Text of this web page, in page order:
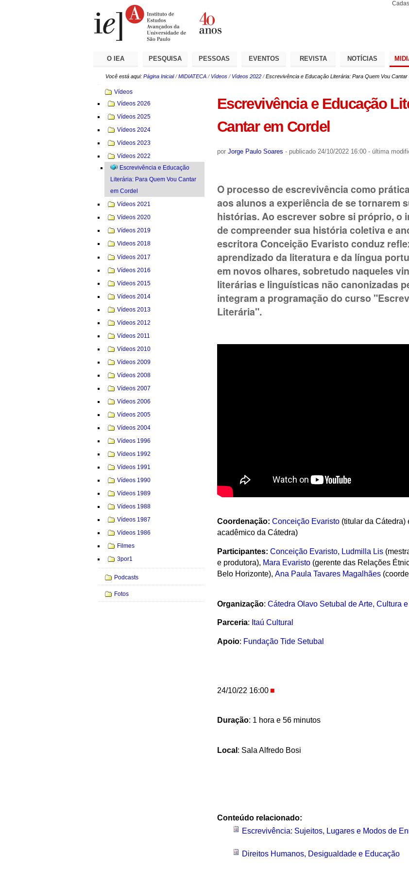
O IEA PESQUISA PESSOAS EVENTOS REVISTA NOTÍCIAS
Você está aqui: Página Inicial /MIDIATECA / Vídeos / Vídeos 2022 /Escrevivência e Educação Literária: Para Quem Vou Cantar
Escrevivência e Educação
Cantar em Cordel
por Jorge Paulo Soares - publicado24/10/2022 16:00 - última
O processo de escrevivência como
aos alunos a experiência de se tornarem
histórias. Ao escrever sobre si próprio, o
de compreender sua história coletiva e
escritora Conceição Evaristo conduz
aprendizado da literatura e da língua
em novos olhares, sobretudo naqueles
literárias e linguísticas não canonizadas
integram a programação do curso
Literária".
Coordenação: Conceição Evaristo(titular da Cátedra)
acadêmico da Cátedra)
Participantes: Conceição Evaristo, Ludmilla Lis
e produtora), Mara Evaristo(gerente das Relações
Belo Horizonte), Ana Paula Tavares Magalhães
Organização: Cátedra Olavo Setubal de Arte, Cultura
Parceria: Itaú Cultural
Apoio: Fundação Tide Setubal
24/10/22 16:00
Duração: 1 hora e 56 minutos
Local : Sala Alfredo Bosi
Conteúdo relacionado:
Escrevivência: Sujeitos, Lugares e Modos de
Direitos Humanos, Desigualdade e Educação
Navegação
Vídeos
Vídeos 2026
Vídeos 2025
Vídeos 2024
Vídeos 2023
Vídeos 2022
Escrevivência e Educação
Literária: Para Quem Vou Cantar
em Cordel
Vídeos 2021
Vídeos 2020
Vídeos 2019
Videos 2018
Vídeos 2017
Vídeos 2016
Vídeos 2015
Vídeos 2014
Vídeos 2013
Vídeos 2012
Vídeos 2011
Vídeos 2010
Vídeos 2009
Vídeos 2008
Vídeos 2007
Vídeos 2006
Vídeos 2005
Vídeos 2004
Vídeos 1996
Vídeos 1992
Vídeos 1991
Vídeos 1990
Vídeos 1989
Vídeos 1988
Vídeos 1987
Vídeos 1986
Filmes
3por1
Podcasts
Fotos